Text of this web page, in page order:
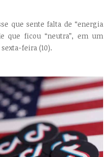
que sente falta de “energia
que ficou “neutra”, em um
feira (10).